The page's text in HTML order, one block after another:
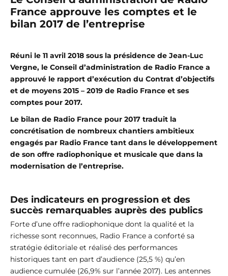
France approuve les comptes et le
bilan 2017 de l’entreprise
Réuni le 11 avril 2018 sous la présidence de Jean-Luc
Vergne, le Conseil d’administration de Radio France a
approuvé le rapport d’exécution du Contrat d’objectifs
et de moyens 2015 – 2019 de Radio France et ses
comptes pour 2017.
Le bilan de Radio France pour 2017 traduit la
concrétisation de nombreux chantiers ambitieux
engagés par Radio France tant dans le développement
de son offre radiophonique et musicale que dans la
modernisation de l’entreprise.
Des indicateurs en progression et des
succès remarquables auprès des publics
Forte d’une offre radiophonique dont la qualité et la
richesse sont reconnues, Radio France a conforté sa
stratégie éditoriale et réalisé des performances
historiques tant en part d’audience (25,5 %) qu’en
audience cumulée (26,9% sur l’année 2017). Les antennes